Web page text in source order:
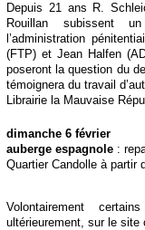
Depuis 21 ans R.
Rouillan subissent
l’administration
(FTP) et Jean Halfen
poseront la question du
témoignera du travail
Librairie la Mauvaise
dimanche 6 février
auberge espagnole :
Quartier Candolle à partir
Volontairement
ultérieurement, sur le